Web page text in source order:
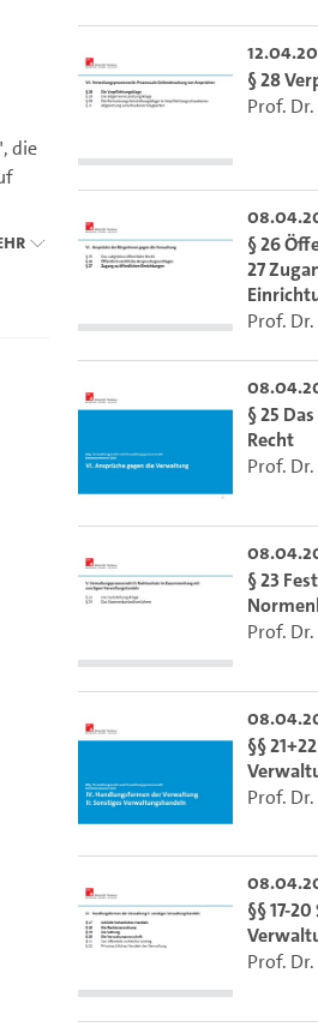
die
um die aktuelle Zeit auszuwählen.
um die aktuelle Zeit auszuwählen.
verweist dieser Link auf den Ausschnitt
mit dem Lecture2Go-Videoplayer
§ 28
Prof.
§ 26
27
Prof.
§ 25
Recht
Prof.
§ 23
Prof.
§§
Prof.
§§ 17-
Prof.